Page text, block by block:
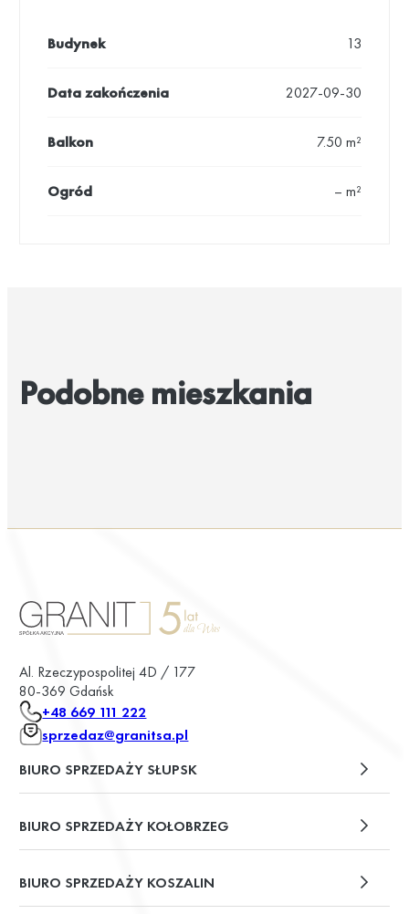
Budynek 13
Data zakończenia 2027-09-30
Balkon 7.50 m²
Ogród – m²
Podobne mieszkania
Al. Rzeczypospolitej 4D / 177
80-369 Gdańsk
+48 669 111 222
sprzedaz@granitsa.pl
BIURO SPRZEDAŻY SŁUPSK
plac Władysława Broniewskiego 13/u2
BIURO SPRZEDAŻY KOŁOBRZEG
ul. Św. Wojciecha 6
BIURO SPRZEDAŻY KOSZALIN